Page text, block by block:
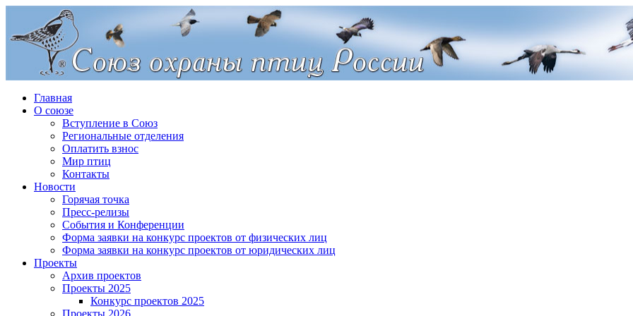
Главная
О союзе
Вступление в Союз
Региональные отделения
Оплатить взнос
Мир птиц
Контакты
Новости
Горячая точка
Пресс-релизы
События и Конференции
Форма заявки на конкурс проектов от физических лиц
Форма заявки на конкурс проектов от юридических лиц
Проекты
Архив проектов
Проекты 2025
Конкурс проектов 2025
Проекты 2026